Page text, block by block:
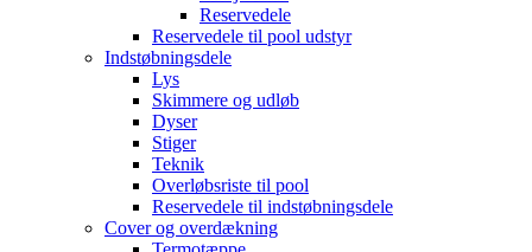
Reservedele
Reservedele til pool udstyr
Indstøbningsdele
Lys
Skimmere og udløb
Dyser
Stiger
Teknik
Overløbsriste til pool
Reservedele til indstøbningsdele
Cover og overdækning